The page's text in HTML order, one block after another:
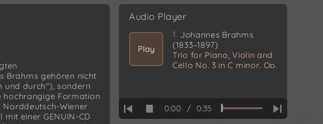
Brahms gehören nicht
und durch"), sondern
hochrangige Formation
Wiener
einer GENUIN-CD
Audio Player
Play
1. Johannes Brahms
(1833–1897)
Trio for Piano, Violin and
Cello No. 3 in C minor, Op.
0:00 / 0:35